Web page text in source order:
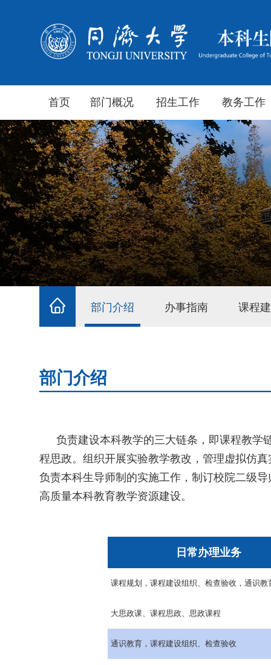
首页 部门概况 招生工作 教务工作
部门介绍 办事指南 课程
部门介绍
负责建设本科教学的三大链条，即课程教学
程思政。组织开展实验教学教改，管理虚拟仿
负责本科生导师制的实施工作，制订校院二级
高质量本科教育教学资源建设。
日常办理业务
课程规划，课程建设组织、检查验收，通识教
大思政课、课程思政、思政课程
通识教育，课程建设组织、检查验收